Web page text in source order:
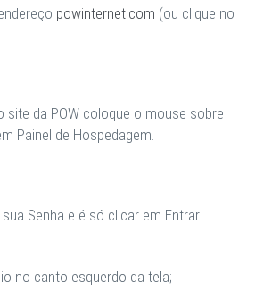
powinternet.com (ou clique no
site da POW coloque o mouse sobre
Painel de Hospedagem.
Senha e é só clicar em Entrar.
no canto esquerdo da tela;